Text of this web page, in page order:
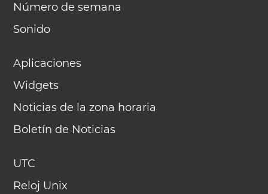
Número de semana
Sonido
Aplicaciones
Widgets
Noticias de la zona horaria
Boletín de Noticias
UTC
Reloj Unix